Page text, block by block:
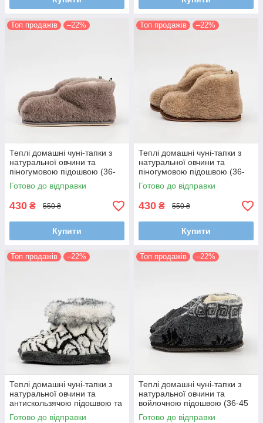
Топ продажів –22%
Теплі домашні чуні-тапки з
натуральної овчини та
піногумовою підошвою (36-
45 розмір, сірі)
Готово до відправки
430 ₴ 550 ₴
Купити
Топ продажів –22%
Теплі домашні чуні-тапки з
натуральної овчини та
піногумовою підошвою (36-
45 розмір, бежеві)
Готово до відправки
430 ₴ 550 ₴
Купити
Топ продажів –22%
Теплі домашні чуні-тапки з
натуральної овчини та
антискользячою підошвою та
опушкою (розміри 36-45)
Готово до відправки
Топ продажів –22%
Теплі домашні чуні-тапки з
натуральної овчини та
войлочною підошвою (36-45
розмір)
Готово до відправки